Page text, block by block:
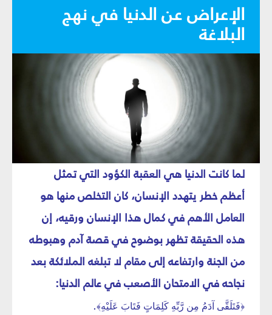
الإعراض عن الدنيا في نهج
البلاغة
لما كانت الدنيا هي العقبة الكؤود التي تمثل
أعظم خطر يتهدد الإنسان، كان التخلص منها هو
العامل الأهم في كمال هذا الإنسان ورقيه، إن
هذه الحقيقة تظهر بوضوح في قصة آدم وهبوطه
من الجنة وارتفاعه إلى مقام لا تبلغه الملائكة بعد
نجاحه في الامتحان الأصعب في عالم الدنيا:
﴿فَتَلَقَّى آدَمُ مِن رَّبِّهِ كَلِمَاتٍ فَتَابَ عَلَيْهِ﴾.